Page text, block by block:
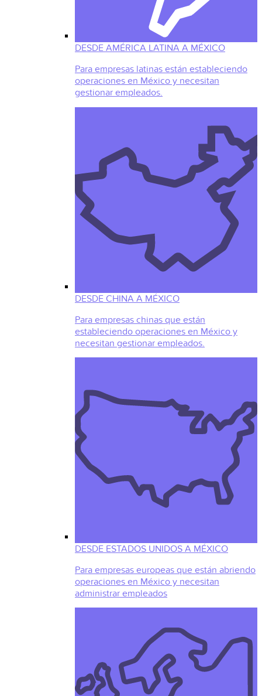
DESDE AMÉRICA LATINA A MÉXICO
Para empresas latinas están estableciendo
operaciones en México y necesitan
gestionar empleados.
DESDE CHINA A MÉXICO
Para empresas chinas que están
estableciendo operaciones en México y
necesitan gestionar empleados.
DESDE ESTADOS UNIDOS A MÉXICO
Para empresas europeas que están abriendo
operaciones en México y necesitan
administrar empleados